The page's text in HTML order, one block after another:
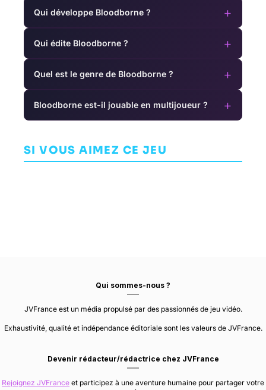
Qui développe Bloodborne ? +
Qui édite Bloodborne ? +
Quel est le genre de Bloodborne ? +
Bloodborne est-il jouable en multijoueur ? +
SI VOUS AIMEZ CE JEU
AVENTURE
Assassin's
Resynced
UBISOFT
The First
Qui sommes-nous ?
JVFrance est un média propulsé par des passionnés de jeu vidéo.
Exhaustivité, qualité et indépendance éditoriale sont les valeurs de JVFrance.
Devenir rédacteur/rédactrice chez JVFrance
Rejoignez JVFrance et participez à une aventure humaine pour partager votre